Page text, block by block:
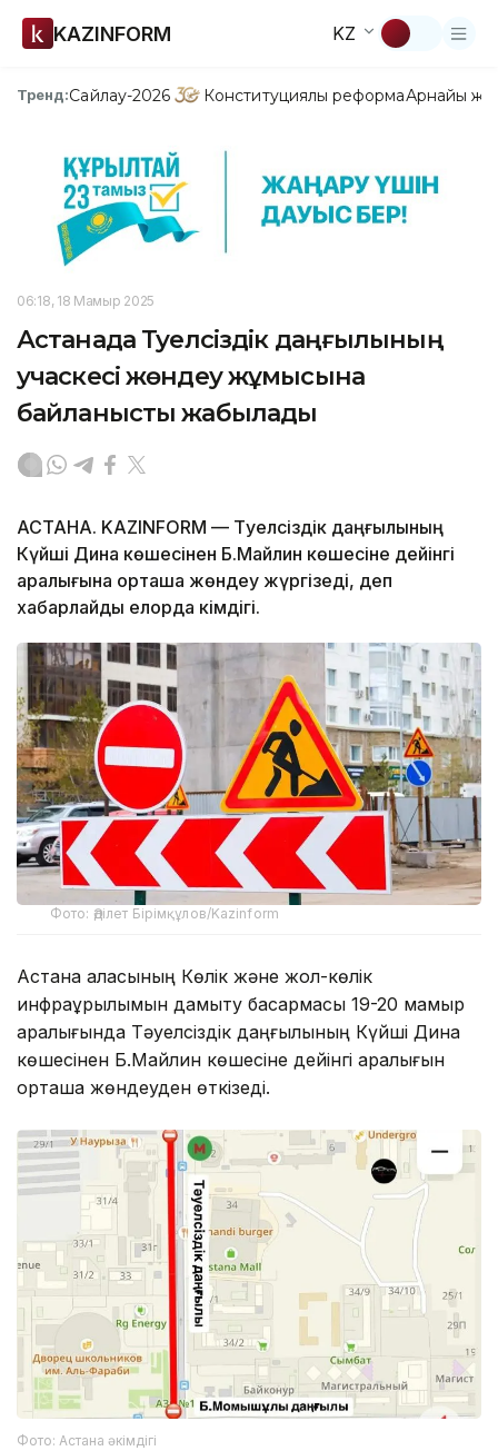
KAZINFORM KZ
Тренд:Сайлау-2026 Конституциялық реформаАрнайы
06:18, 18 Мамыр 2025
Астанада Тәуелсіздік даңғылының
учаскесі жөндеу жұмысына
байланысты жабылады
АСТАНА. KAZINFORM — Тәуелсіздік даңғылының
Күйші Дина көшесінен Б.Майлин көшесіне дейінгі
аралығына орташа жөндеу жүргізеді, деп
хабарлайды елорда әкімдігі.
Фото: Әділет Бірімқұлов/Kazinform
Астана қаласының Көлік және жол-көлік
инфрақұрылымын дамыту басқармасы 19-20 мамыр
аралығында Тәуелсіздік даңғылының Күйші Дина
көшесінен Б.Майлин көшесіне дейінгі аралығын
орташа жөндеуден өткізеді.
Фото: Астана әкімдігі